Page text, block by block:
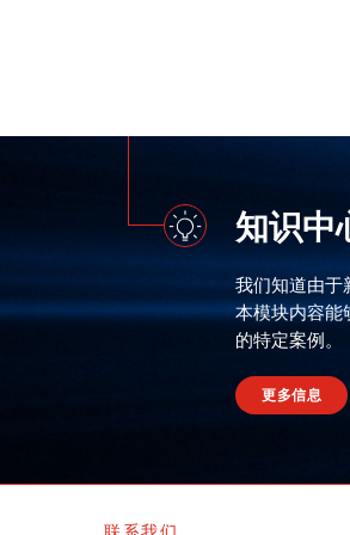
知识中
我们知道由于
本模块内容能
的特定案例。
更多信息